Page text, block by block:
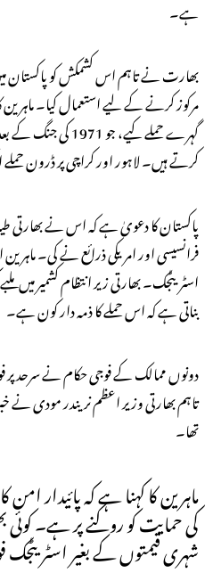
ہے۔
بھارت نے تاہم اس کشمکش کو پاکستان
مرکوز کرنے کے لیے استعمال کیا۔
گہرے حملے کیے، جو
کرتے ہیں۔ لاہور اور کراچی پر ڈرون
پاکستان کا دعویٰ ہے کہ اس نے
فرانسیسی اور امریکی ذرائع نے کی۔
اسٹریٹجک۔ بھارتی زیر انتظام کشمیر میں
بناتی ہے کہ اس حملے کا ذمہ دار کون ہے۔
دونوں ممالک کے فوجی حکام نے سرحد پر
تاہم بھارتی وزیر اعظم نریندر مودی نے
تھا۔
ماہرین کا کہنا ہے کہ پائیدار
کی حمایت کو روکنے پر ہے۔
شہری قیمتوں کے بغیر